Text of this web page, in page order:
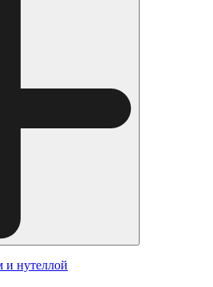
и нутеллой